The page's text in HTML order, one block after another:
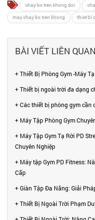
chay bo tren khong doi
may chay bo tren khong
thiet bi
BÀI VIẾT LIÊN QUAN
+ Thiết Bị Phòng Gym -Máy
+ Thiết bị ngoài trời đa dạng
+ Các thiết bị phòng gym cần
+ Máy Tập Phòng Gym
+ Máy Tập Gym Tạ Rời PD
Chuyên Nghiệp
+ Máy tập Gym PD Fitness:
Cấp
+ Giàn Tập Đa Năng: Giải
+ Thiết Bị Ngoài Trời Phạm